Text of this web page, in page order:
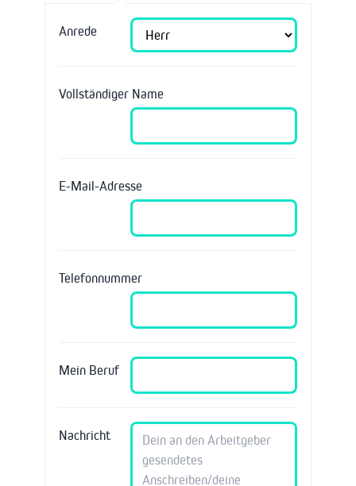
Anrede
Vollständiger Name
E-Mail-Adresse
Telefonnummer
Mein Beruf
Nachricht